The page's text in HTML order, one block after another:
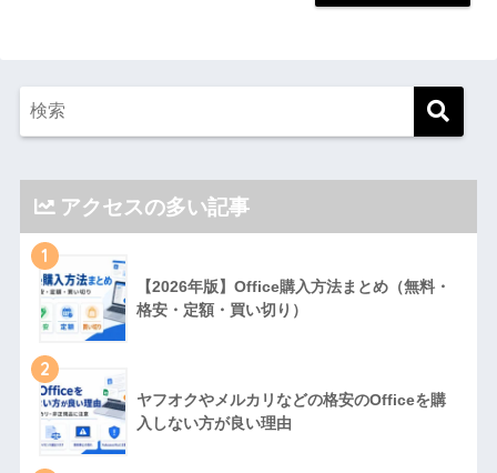
アクセスの多い記事
1
【2026年版】Office購入方法まとめ（無料・
格安・定額・買い切り）
2
ヤフオクやメルカリなどの格安のOfficeを購
入しない方が良い理由